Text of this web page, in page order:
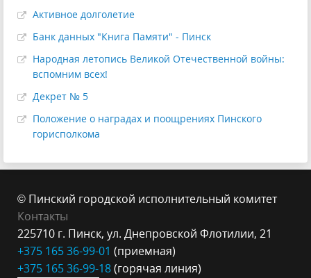
Активное долголетие
Банк данных "Книга Памяти" - Пинск
Народная летопись Великой Отечественной войны:
вспомним всех!
Декрет № 5
Положение о наградах и поощрениях Пинского
горисполкома
© Пинский городской исполнительный комитет
Контакты
225710 г. Пинск, ул. Днепровской Флотилии, 21
+375 165 36-99-01 (приемная)
+375 165 36-99-18(горячая линия)